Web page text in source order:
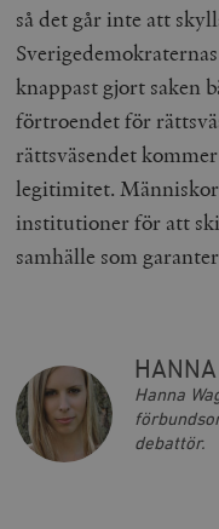
så det går inte att
knappast gjort saken
förtroendet för
rättsväsendet
legitimitet.
institutioner för att
samhälle som
Hanna
debattör.